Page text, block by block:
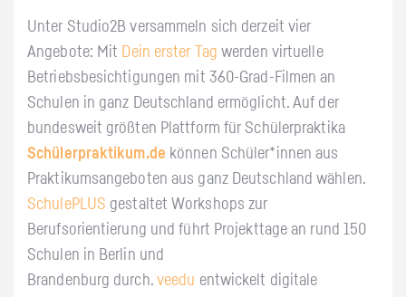
Unter Studio2B versammeln sich derzeit vier
Angebote: Mit Dein erster Tag werden virtuelle
Betriebsbesichtigungen mit 360-Grad-Filmen an
Schulen in ganz Deutschland ermöglicht. Auf der
bundesweit größten Plattform für Schülerpraktika
Schülerpraktikum.de können Schüler*innen aus
Praktikumsangeboten aus ganz Deutschland wählen.
SchulePLUS gestaltet Workshops zur
Berufsorientierung und führt Projekttage an rund 150
Schulen in Berlin und
Brandenburg durch. veedu entwickelt digitale